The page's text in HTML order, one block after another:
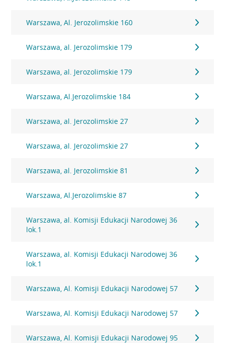
Warszawa, Al. Jerozolimskie 160
Warszawa, al. Jerozolimskie 179
Warszawa, al. Jerozolimskie 179
Warszawa, Al.Jerozolimskie 184
Warszawa, al. Jerozolimskie 27
Warszawa, al. Jerozolimskie 27
Warszawa, al. Jerozolimskie 81
Warszawa, Al.Jerozolimskie 87
Warszawa, al. Komisji Edukacji Narodowej 36
lok.1
Warszawa, al. Komisji Edukacji Narodowej 36
lok.1
Warszawa, Al. Komisji Edukacji Narodowej 57
Warszawa, Al. Komisji Edukacji Narodowej 57
Warszawa, Al. Komisji Edukacji Narodowej 95